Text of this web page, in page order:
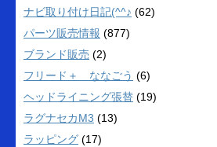
ナビ取り付け日記(^^♪ (62)
パーツ販売情報 (877)
ブランド販売 (2)
フリード＋ ななごう (6)
ヘッドライニング張替 (19)
ラグナセカM3 (13)
ラッピング (17)